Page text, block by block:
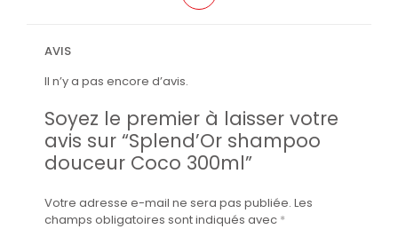
AVIS
Il n’y a pas encore d’avis.
Soyez le premier à laisser votre
avis sur “Splend’Or shampoo
douceur Coco 300ml”
Votre adresse e-mail ne sera pas publiée. Les
champs obligatoires sont indiqués avec *